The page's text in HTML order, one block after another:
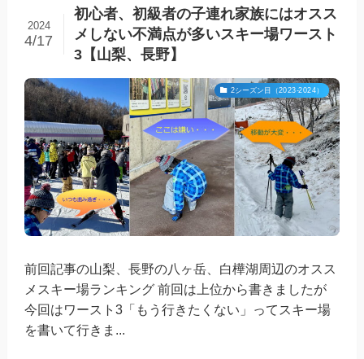
初心者、初級者の子連れ家族にはオスス
メしない不満点が多いスキー場ワースト
3【山梨、長野】
2024
4/17
2シーズン目（2023-2024）
前回記事の山梨、長野の八ヶ岳、白樺湖周辺のオスス
メスキー場ランキング 前回は上位から書きましたが
今回はワースト3「もう行きたくない」ってスキー場
を書いて行きま...